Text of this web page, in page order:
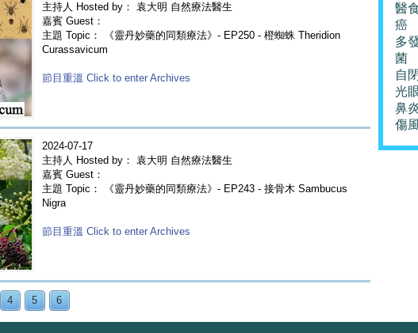
主持人 Hosted by： 袁大明 自然療法醫生
嘉賓 Guest：
主題 Topic： 《靈丹妙藥的同類療法》- EP250 - 橙蜘蛛 Theridion
Curassavicum
節目重溫 Click to enter Archives
2024-07-17
主持人 Hosted by： 袁大明 自然療法醫生
嘉賓 Guest：
主題 Topic： 《靈丹妙藥的同類療法》- EP243 - 接骨木 Sambucus
Nigra
節目重溫 Click to enter Archives
4 5 6
醫
癌
多
菌
自
光
鼻
傷